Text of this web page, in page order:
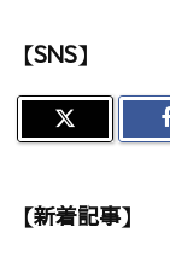
【SNS】
【新着記事】